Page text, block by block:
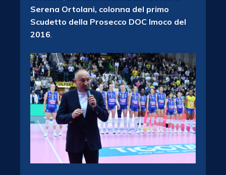
Serena Ortolani, colonna del primo
Scudetto della Prosecco DOC Imoco del
2016.